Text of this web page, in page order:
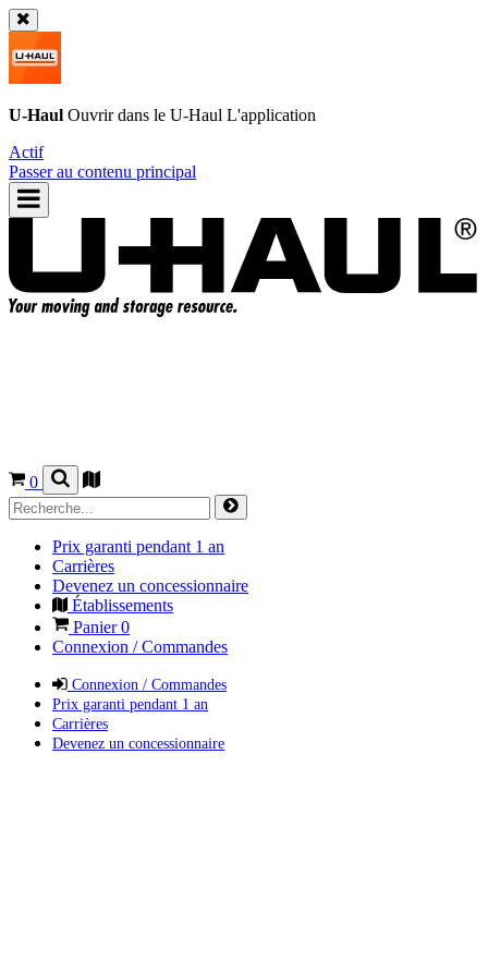
U-Haul Ouvrir dans le U-Haul L'application
Actif
Passer au contenu principal
0
Prix garanti pendant 1 an
Carrières
Devenez un concessionnaire
Établissements
Panier0
Connexion / Commandes
Connexion / Commandes
Prix garanti pendant 1 an
Carrières
Devenez un concessionnaire